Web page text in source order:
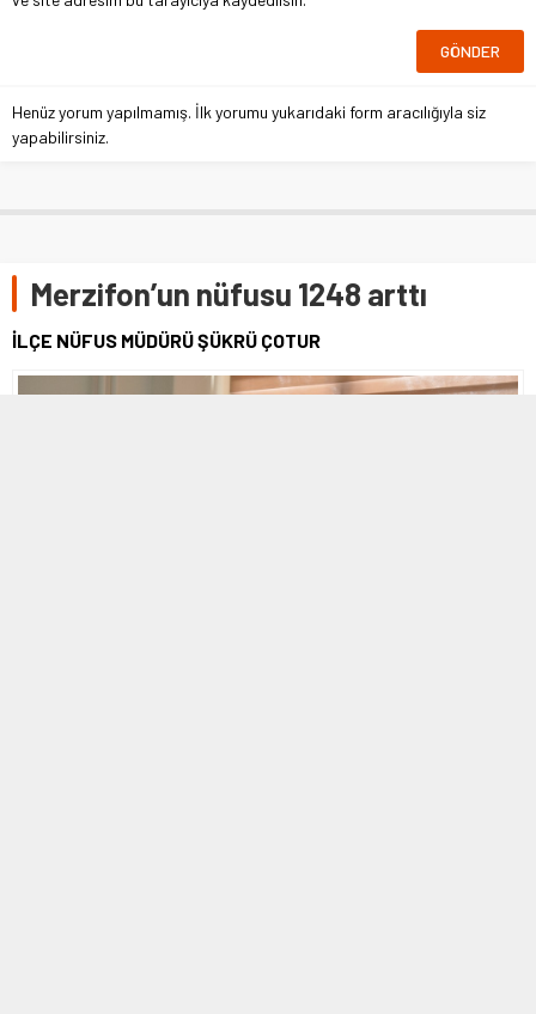
Henüz yorum yapılmamış. İlk yorumu yukarıdaki form aracılığıyla siz
yapabilirsiniz.
Merzifon’un nüfusu 1248 arttı
İLÇE NÜFUS MÜDÜRÜ ŞÜKRÜ ÇOTUR